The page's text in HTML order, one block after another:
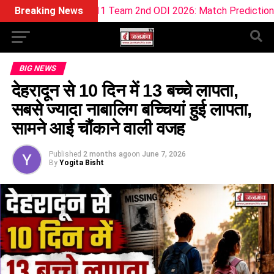
Breaking News
Team 2nd ODI 2026: Match Prediction, Pitch Report &
BIG NEWS
देहरादून से 10 दिन में 13 बच्चे लापता,
सबसे ज्यादा नाबालिग बच्चियां हुई लापता,
सामने आई चौंकाने वाली वजह
Published 2 months agoon June 7, 2026
By Yogita Bisht